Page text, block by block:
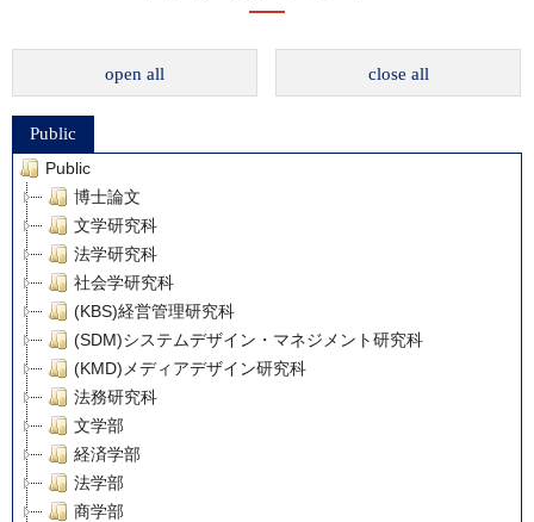
open all close all
Public
Public
博士論文
文学研究科
法学研究科
社会学研究科
(KBS)経営管理研究科
(SDM)システムデザイン・マネジメント研究科
(KMD)メディアデザイン研究科
法務研究科
文学部
経済学部
法学部
商学部